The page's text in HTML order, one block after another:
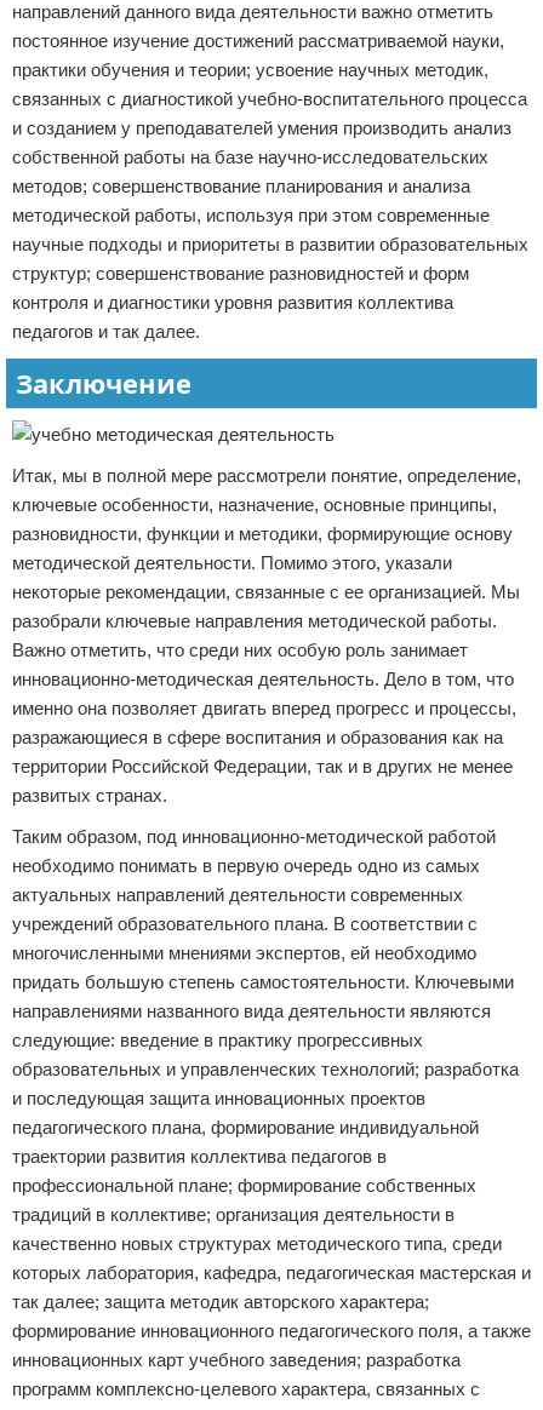
направлений данного вида деятельности важно отметить
постоянное изучение достижений рассматриваемой науки,
практики обучения и теории; усвоение научных методик,
связанных с диагностикой учебно-воспитательного процесса
и созданием у преподавателей умения производить анализ
собственной работы на базе научно-исследовательских
методов; совершенствование планирования и анализа
методической работы, используя при этом современные
научные подходы и приоритеты в развитии образовательных
структур; совершенствование разновидностей и форм
контроля и диагностики уровня развития коллектива
педагогов и так далее.
Заключение
Итак, мы в полной мере рассмотрели понятие, определение,
ключевые особенности, назначение, основные принципы,
разновидности, функции и методики, формирующие основу
методической деятельности. Помимо этого, указали
некоторые рекомендации, связанные с ее организацией. Мы
разобрали ключевые направления методической работы.
Важно отметить, что среди них особую роль занимает
инновационно-методическая деятельность. Дело в том, что
именно она позволяет двигать вперед прогресс и процессы,
разражающиеся в сфере воспитания и образования как на
территории Российской Федерации, так и в других не менее
развитых странах.
Таким образом, под инновационно-методической работой
необходимо понимать в первую очередь одно из самых
актуальных направлений деятельности современных
учреждений образовательного плана. В соответствии с
многочисленными мнениями экспертов, ей необходимо
придать большую степень самостоятельности. Ключевыми
направлениями названного вида деятельности являются
следующие: введение в практику прогрессивных
образовательных и управленческих технологий; разработка
и последующая защита инновационных проектов
педагогического плана, формирование индивидуальной
траектории развития коллектива педагогов в
профессиональной плане; формирование собственных
традиций в коллективе; организация деятельности в
качественно новых структурах методического типа, среди
которых лаборатория, кафедра, педагогическая мастерская и
так далее; защита методик авторского характера;
формирование инновационного педагогического поля, а также
инновационных карт учебного заведения; разработка
программ комплексно-целевого характера, связанных с